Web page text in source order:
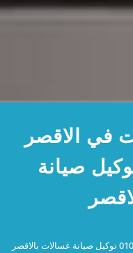
في الاقصر
توكيل صيانة